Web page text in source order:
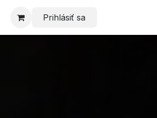
Prihlásiť sa